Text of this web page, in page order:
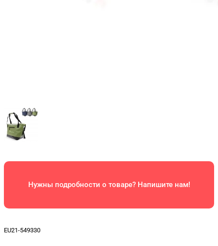
Нужны подробности о товаре? Напишите нам!
EU21-549330